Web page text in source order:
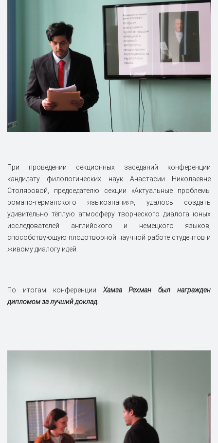
При проведении секционных заседаний конференции
кандидату филологических наук Анастасии Николаевне
Столяровой, председателю секции «Актуальные проблемы
романо-германского языкознания», удалось создать
удивительно тёплую атмосферу творческого диалога юных
исследователей английского и немецкого языков,
способствующую плодотворной научной работе студентов и
живому диалогу идей.
По итогам конференцииХамза Рехман был награжден
дипломом за лучший доклад.